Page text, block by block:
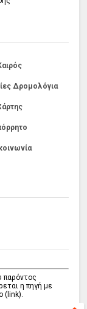
Δρομολόγια
παρόντος
η πηγή με
(link).